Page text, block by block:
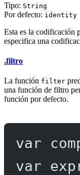
Tipo: String
Por defecto: identity
Esta es la codificación
especifica una
.filtro
La función filter
una función de filtro
función por defecto.
var
var